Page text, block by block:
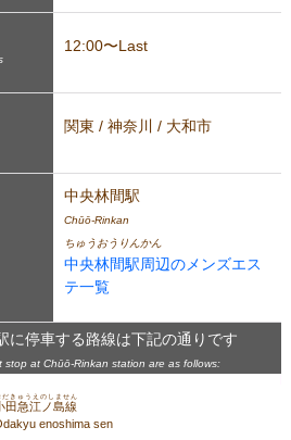
12:00〜Last
関東 / 神奈川 / 大和市
中央林間駅
Chūō-Rinkan
ちゅうおうりんかん
中央林間駅周辺のメンズエス
テ一覧
に停車する路線は下記の通りです
stop at Chūō-Rinkan station are as follows:
田急江ノ島線
だきゅうえのしません
enoshima sen